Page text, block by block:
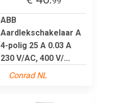
ABB
Aardlekschakelaar A
4-polig 25 A 0.03 A
230 V/AC, 400 V/...
Conrad NL